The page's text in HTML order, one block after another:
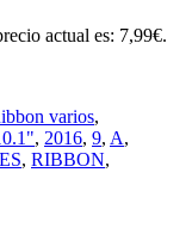
actual es: 7,99€.
varios,
, 2016, 9, A,
, RIBBON,